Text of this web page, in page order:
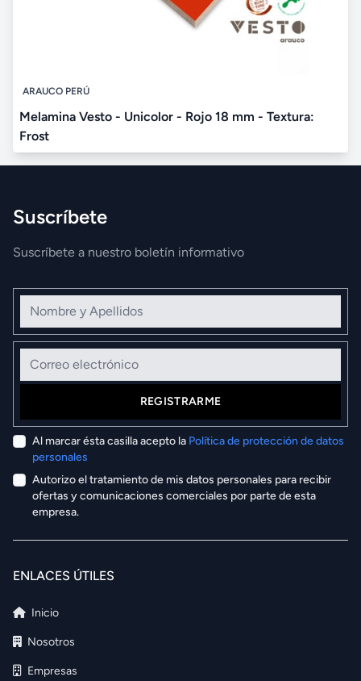
ARAUCO PERÚ
Melamina Vesto - Unicolor - Rojo 18 mm - Textura:
Frost
Suscríbete
Suscríbete a nuestro boletín informativo
Nombre y Apellidos
Correo electrónico
REGISTRARME
Al marcar ésta casilla acepto la Política de protección de datos
personales
Autorizo el tratamiento de mis datos personales para recibir
ofertas y comunicaciones comerciales por parte de esta
empresa.
ENLACES ÚTILES
Inicio
Nosotros
Empresas